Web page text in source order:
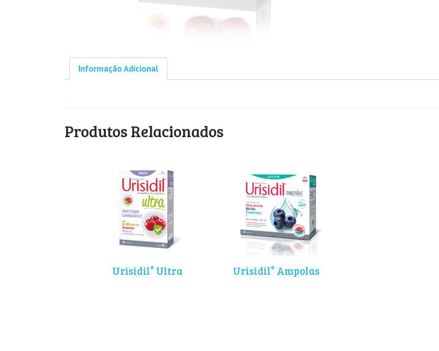
Informação Adicional
Produtos Relacionados
Urisidil® Ultra Urisidil® Ampolas